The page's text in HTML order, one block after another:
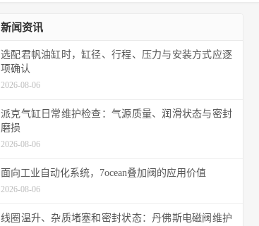
新闻资讯
选配君帆油缸时，缸径、行程、压力与安装方式应逐
项确认
2026-08-06
派克气缸日常维护检查：气源质量、润滑状态与密封
磨损
2026-08-06
面向工业自动化系统，7ocean叠加阀的应用价值
2026-08-06
线圈温升、杂质堵塞和密封状态：丹佛斯电磁阀维护